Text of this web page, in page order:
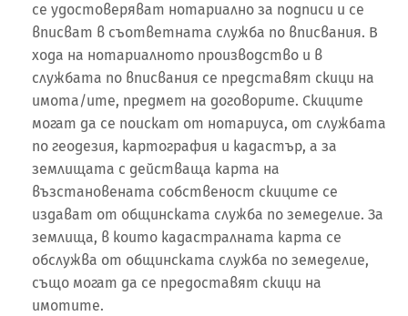
се удостоверяват нотариално за подписи и се
вписват в съответната служба по вписвания. В
хода на нотариалното производство и в
службата по вписвания се представят скици на
имота/ите, предмет на договорите. Скиците
могат да се поискат от нотариуса, от службата
по геодезия, картография и кадастър, а за
землищата с действаща карта на
възстановената собственост скиците се
издават от общинската служба по земеделие. За
землища, в които кадастралната карта се
обслужва от общинската служба по земеделие,
също могат да се предоставят скици на
имотите.